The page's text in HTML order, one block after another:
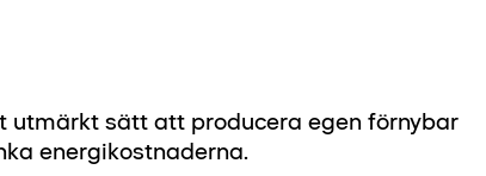
utmärkt sätt att producera egen förnybar
energikostnaderna.